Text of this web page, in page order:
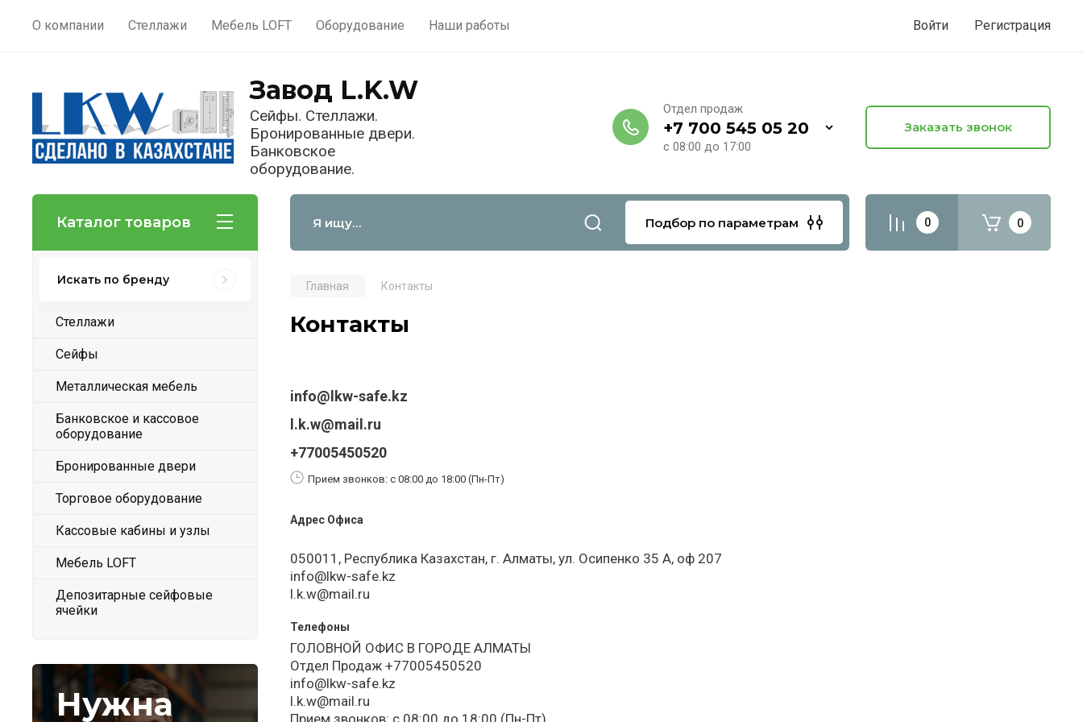
О компании Стеллажи Мебель LOFT Оборудование Наши работы Войти Регистрация
Завод L.K.W
Сейфы. Стеллажи.
Бронированные двери.
Банковское
оборудование.
Отдел продаж
+7 700 545 05 20
с 08:00 до 17:00
Заказать звонок
Каталог товаров Подбор по параметрам 0 0
Искать по бренду
Стеллажи
Сейфы
Металлическая мебель
Банковское и кассовое
оборудование
Бронированные двери
Торговое оборудование
Кассовые кабины и узлы
Мебель LOFT
Депозитарные сейфовые
ячейки
Нужна
Главная Контакты
Контакты
info@lkw-safe.kz
l.k.w@mail.ru
+77005450520
Прием звонков: с 08:00 до 18:00 (Пн-Пт)
Адрес Офиса
050011, Республика Казахстан, г. Алматы, ул. Осипенко 35 А, оф 207
info@lkw-safe.kz
l.k.w@mail.ru
Телефоны
ГОЛОВНОЙ ОФИС В ГОРОДЕ АЛМАТЫ
Отдел Продаж +77005450520
info@lkw-safe.kz
l.k.w@mail.ru
Прием звонков: с 08:00 до 18:00 (Пн-Пт)